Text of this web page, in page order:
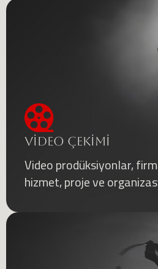
VİDEO ÇEKİMİ
Video prodüksiyonlar,
hizmet, proje ve